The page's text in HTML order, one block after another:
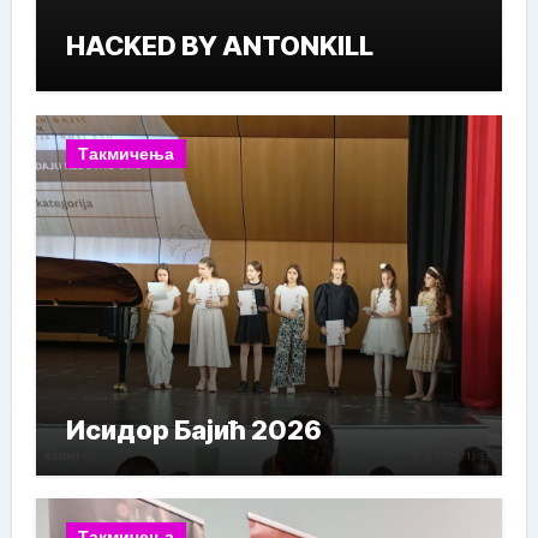
HACKED BY ANTONKILL
Такмичења
Исидор Бајић 2026